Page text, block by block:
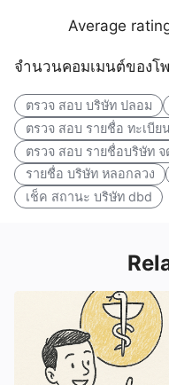
Average
จำนวนคอมเมนต์ของโ
ตรวจ สอบ บริษัท ปลอม
ตรวจ สอบ รายชื่อ ทะเบี
ตรวจ สอบ รายชื่อบริษัท จ
รายชื่อ บริษัท หลอกลวง
เช็ค สถานะ บริษัท dbd